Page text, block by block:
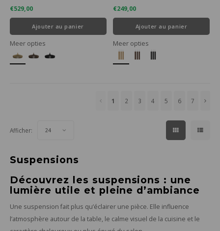
€529,00
Ajouter au panier
Meer opties
€249,00
Ajouter au panier
Meer opties
1 2 3 4 5 6 7
Afficher: 24
Suspensions
Découvrez les suspensions : une
lumière utile et pleine d’ambiance
Une suspension fait plus qu’éclairer une pièce. Elle influence
l’atmosphère autour de la table, le calme visuel de la cuisine et le